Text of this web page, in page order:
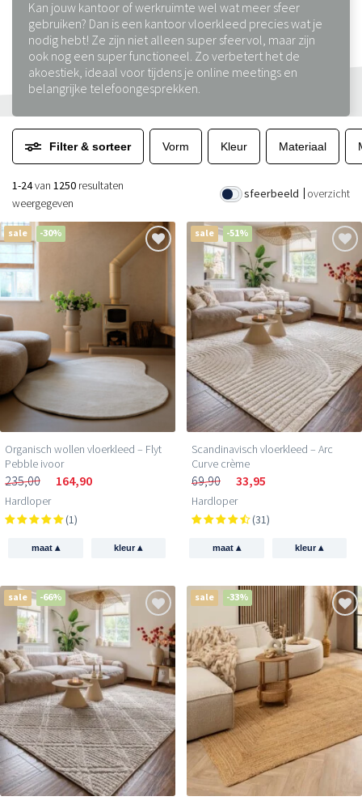
Kan jouw kantoor of werkruimte wel wat meer sfeer
gebruiken? Dan is een kantoor vloerkleed precies wat je
nodig hebt! Ze zijn niet alleen super sfeervol, maar zijn
ook nog een super functioneel. Zo verbetert het de
akoestiek, ideaal voor tijdens je online meetings en
belangrijke telefoongesprekken.
Filter & sorteer Vorm Kleur Materiaal
sfeerbeeld overzicht
1-24van 1250 resultaten
weergegeven
sale -30%
Organisch wollen vloerkleed – Flyt
Pebble ivoor
235,00 164,90
Hardloper
(1)
maat ▴ kleur▴
sale -51%
Scandinavisch vloerkleed – Arc
Curve crème
69,90 33,95
Hardloper
(31)
maat ▴ kleur▴
sale -66% sale -33%